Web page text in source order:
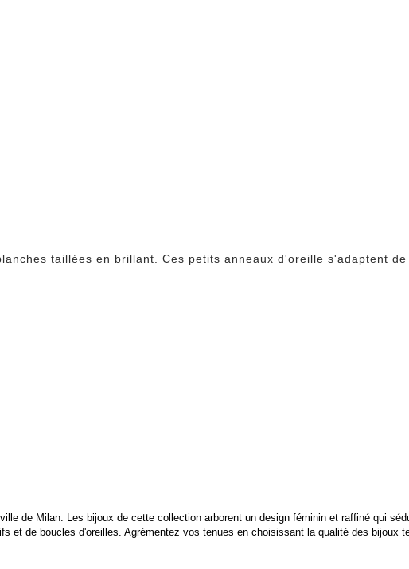
taillées en brillant.Ces petits anneaux d'oreille s'adaptent
de Milan. Les bijoux de cette collection arborent un design féminin et raffiné qui
de boucles d'oreilles. Agrémentez vos tenues en choisissant la qualité des bijoux